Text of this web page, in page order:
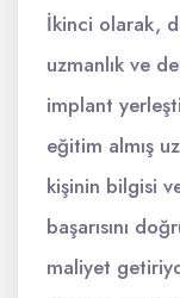
İkinci olarak,
uzmanlık ve
implant
eğitim almış
kişinin bilgisi
başarısını
maliyet